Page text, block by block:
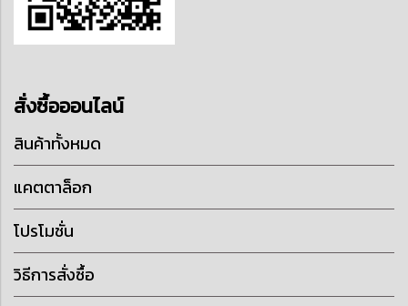
สั่งซื้อออนไลน์
สินค้าทั้งหมด
แคตตาล็อก
โปรโมชั่น
วิธีการสั่งซื้อ